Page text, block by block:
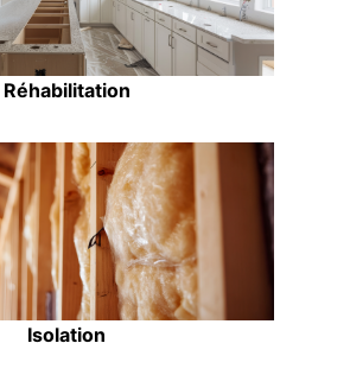
Réhabilitation
Isolation